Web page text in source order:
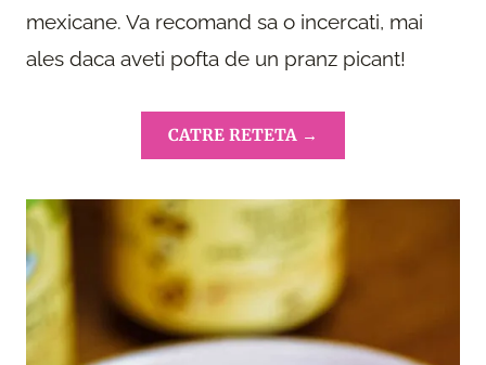
mexicane. Va recomand sa o incercati, mai
ales daca aveti pofta de un pranz picant!
CATRE RETETA →